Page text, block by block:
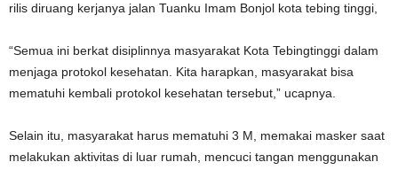
rilis diruang kerjanya jalan Tuanku Imam Bonjol kota tebing tinggi,
“Semua ini berkat disiplinnya masyarakat Kota Tebingtinggi dalam
menjaga protokol kesehatan. Kita harapkan, masyarakat bisa
mematuhi kembali protokol kesehatan tersebut,” ucapnya.
Selain itu, masyarakat harus mematuhi 3 M, memakai masker saat
melakukan aktivitas di luar rumah, mencuci tangan menggunakan